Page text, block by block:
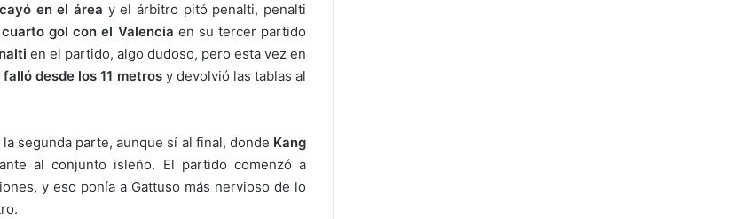
en el área y el árbitro pitó penalti, penalti
gol con el Valencia en su tercer partido
en el partido, algo dudoso, pero esta vez en
falló desde los 11 metrosy devolvió las tablas al
segunda parte, aunque sí al final, donde Kang
al conjunto isleño. El partido comenzó a
y eso ponía a Gattuso más nervioso de lo